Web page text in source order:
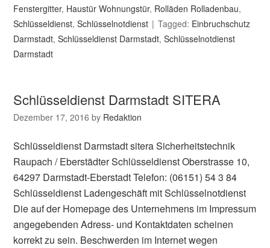
Fenstergitter, Haustür Wohnungstür, Rolläden Rolladenbau,
Schlüsseldienst,Schlüsselnotdienst Tagged: Einbruchschutz
Darmstadt,Schlüsseldienst Darmstadt,Schlüsselnotdienst
Darmstadt
Schlüsseldienst Darmstadt SITERA
Dezember 17, 2016 by Redaktion
Schlüsseldienst Darmstadt sitera Sicherheitstechnik
Raupach / Eberstädter Schlüsseldienst Oberstrasse 10,
64297 Darmstadt-Eberstadt Telefon: (06151) 54 3 84
Schlüsseldienst Ladengeschäft mit Schlüsselnotdienst
Die auf der Homepage des Unternehmens im Impressum
angegebenden Adress- und Kontaktdaten scheinen
korrekt zu sein. Beschwerden im Internet wegen